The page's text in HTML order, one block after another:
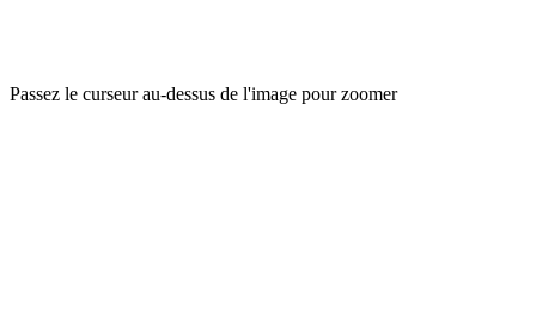
Passez le curseur au-dessus de l'image pour zoomer